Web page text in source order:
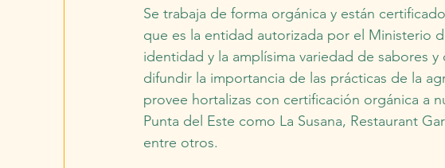
Se trabaja de forma orgánica y están
que es la entidad autorizada por el Ministerio
identidad y la amplísima variedad de sabores
difundir la importancia de las prácticas de la
provee hortalizas con certificación orgánica a
Punta del Este como La Susana, Restaurant
entre otros.